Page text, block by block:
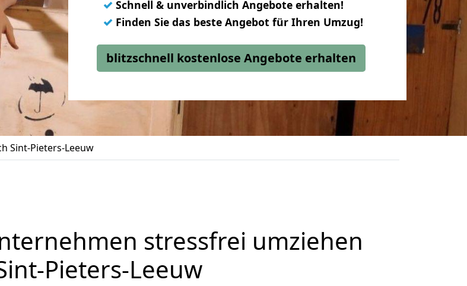
✓ Schnell & unverbindlich Angebote erhalten!
✓ Finden Sie das beste Angebot für Ihren Umzug!
blitzschnell kostenlose Angebote erhalten
Sint-Pieters-Leeuw
stressfrei umziehen
Pieters-Leeuw